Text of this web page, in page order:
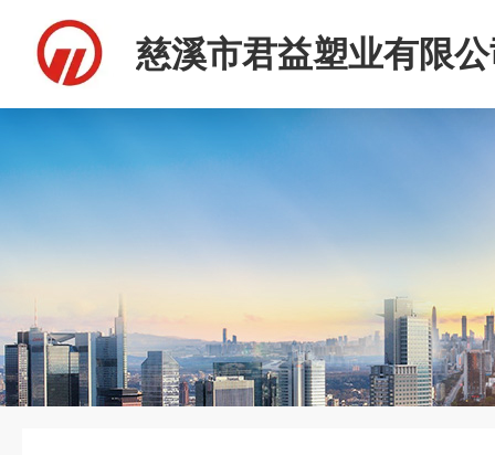
慈溪市君益塑业有限